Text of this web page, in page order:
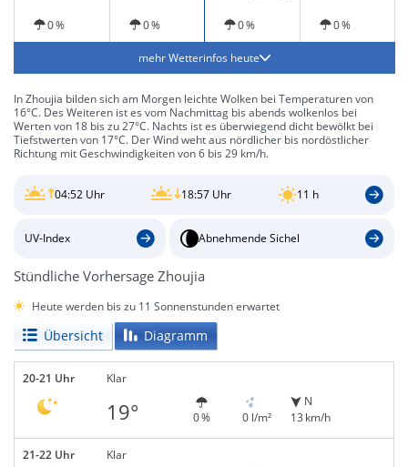
0 % 0 % 0 % 0 %
mehr Wetterinfos heute
In Zhoujia bilden sich am Morgen leichte Wolken bei Temperaturen von
16°C. Des Weiteren ist es vom Nachmittag bis abends wolkenlos bei
Werten von 18 bis zu 27°C. Nachts ist es überwiegend dicht bewölkt bei
Tiefstwerten von 17°C. Der Wind weht aus nördlicher bis nordöstlicher
Richtung mit Geschwindigkeiten von 6 bis 29 km/h.
04:52 Uhr 18:57 Uhr 11 h
UV-Index Abnehmende Sichel
Stündliche Vorhersage Zhoujia
Heute werden bis zu 11 Sonnenstunden erwartet
Übersicht Diagramm
20-21 Uhr Klar
19° 0 % 0 l/m²
N
13 km/h
21-22 Uhr Klar